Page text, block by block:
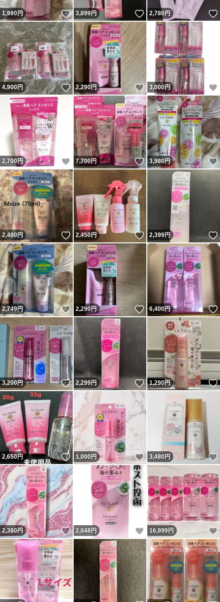
1,990円 いいね！
3,899円 いいね！
2,780円
4,900円 いいね！
2,290円 いいね！
3,000円
2,700円 いいね！
7,700円 いいね！
3,980円
2,480円 いいね！
2,450円 いいね！
2,399円
2,749円 いいね！
2,290円 いいね！
6,400円
3,200円 いいね！
2,299円 いいね！
1,290円
2,650円 いいね！
1,000円 いいね！
3,480円
2,380円 いいね！
2,048円 いいね！
16,999円